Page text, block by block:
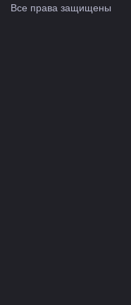
Все права защищены